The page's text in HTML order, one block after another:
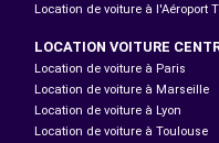
Location de voiture à l'Aéroport
LOCATION VOITURE
Location de voiture à Paris
Location de voiture à Marseille
Location de voiture à Lyon
Location de voiture à Toulouse